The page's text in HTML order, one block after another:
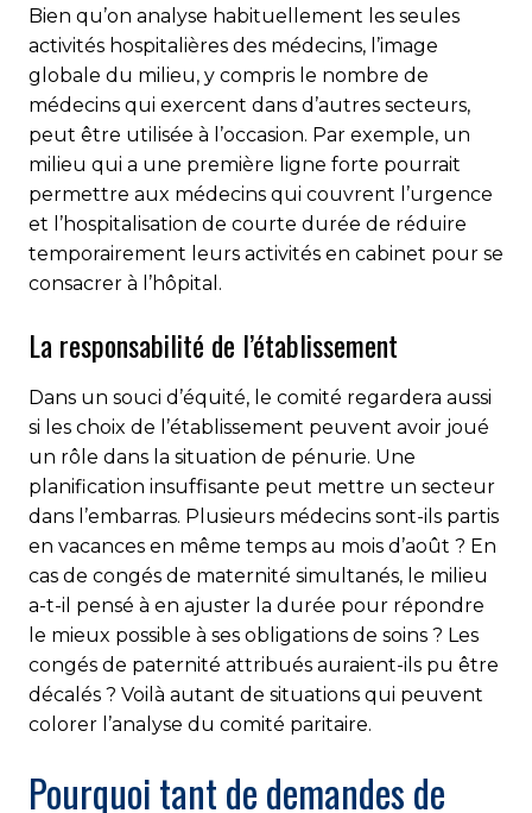
Bien qu’on analyse habituellement les seules
activités hospitalières des médecins, l’image
globale du milieu, y compris le nombre de
médecins qui exercent dans d’autres secteurs,
peut être utilisée à l’occasion. Par exemple, un
milieu qui a une première ligne forte pourrait
permettre aux médecins qui couvrent l’urgence
et l’hospitalisation de courte durée de réduire
temporairement leurs activités en cabinet pour se
consacrer à l’hôpital.
La responsabilité de l’établissement
Dans un souci d’équité, le comité regardera aussi
si les choix de l’établissement peuvent avoir joué
un rôle dans la situation de pénurie. Une
planification insuffisante peut mettre un secteur
dans l’embarras. Plusieurs médecins sont-ils partis
en vacances en même temps au mois d’août ? En
cas de congés de maternité simultanés, le milieu
a-t-il pensé à en ajuster la durée pour répondre
le mieux possible à ses obligations de soins ? Les
congés de paternité attribués auraient-ils pu être
décalés ? Voilà autant de situations qui peuvent
colorer l’analyse du comité paritaire.
Pourquoi tant de demandes de